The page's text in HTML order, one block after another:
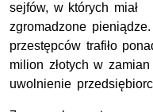
sejfów, w których miał
zgromadzone
przestępców trafiło
milion złotych w zamian
uwolnienie